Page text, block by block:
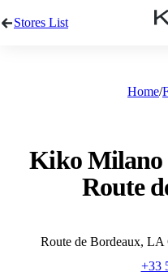
Stores List
Home
Kiko Milano
Route
Route de Bordeaux,
+33